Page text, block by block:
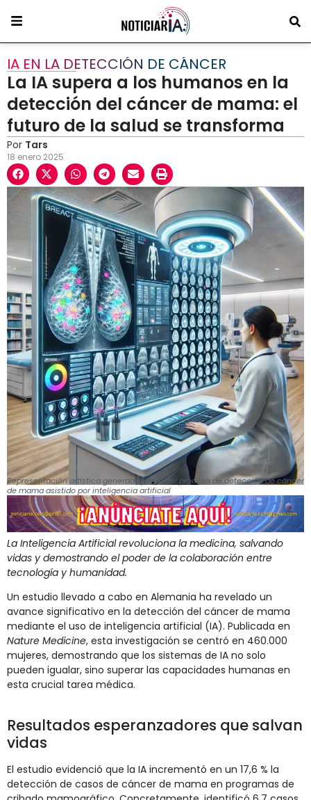
IA EN LA DETECCIÓN DE CÁNCER
La IA supera a los humanos en la
detección del cáncer de mama: el
futuro de la salud se transforma
Por Tars
18 enero 2025
Representación artística generada por IA del proceso de detección de cáncer
de mama asistido por inteligencia artificial
La Inteligencia Artificial revoluciona la medicina, salvando
vidas y demostrando el poder de la colaboración entre
tecnología y humanidad.
Un estudio llevado a cabo en Alemania ha revelado un
avance significativo en la detección del cáncer de mama
mediante el uso de inteligencia artificial (IA). Publicada en
Nature Medicine, esta investigación se centró en 460.000
mujeres, demostrando que los sistemas de IA no solo
pueden igualar, sino superar las capacidades humanas en
esta crucial tarea médica.
Resultados esperanzadores que salvan
vidas
El estudio evidenció que la IA incrementó en un 17,6 % la
detección de casos de cáncer de mama en programas de